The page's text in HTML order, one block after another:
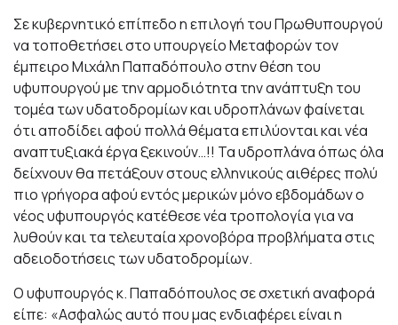
Σε κυβερνητικό επίπεδο η επιλογή του Πρωθυπουργού
να τοποθετήσει στο υπουργείο Μεταφορών τον
έμπειρο Μιχάλη Παπαδόπουλο στην θέση του
υφυπουργού με την αρμοδιότητα την ανάπτυξη του
τομέα των υδατοδρομίων και υδροπλάνων φαίνεται
ότι αποδίδει αφού πολλά θέματα επιλύονται και νέα
αναπτυξιακά έργα ξεκινούν…!! Τα υδροπλάνα όπως όλα
δείχνουν θα πετάξουν στους ελληνικούς αιθέρες πολύ
πιο γρήγορα αφού εντός μερικών μόνο εβδομάδων ο
νέος υφυπουργός κατέθεσε νέα τροπολογία για να
λυθούν και τα τελευταία χρονοβόρα προβλήματα στις
αδειοδοτήσεις των υδατοδρομίων.
Ο υφυπουργός κ. Παπαδόπουλος σε σχετική αναφορά
είπε: «Ασφαλώς αυτό που μας ενδιαφέρει είναι η